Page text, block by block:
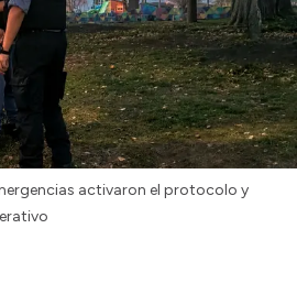
activaron el protocolo y